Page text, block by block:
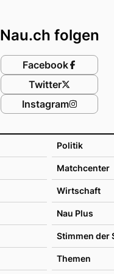
Politik
Matchcenter
Wirtschaft
Nau Plus
Stimmen der
Themen
Nau.ch folgen
Facebook
Twitter
Instagram